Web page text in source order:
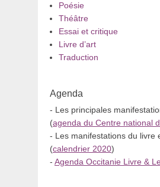
Poésie
Théâtre
Essai et critique
Livre d’art
Traduction
Agenda
- Les principales
(agenda du Centre national
- Les manifestations du livre
(calendrier 2020)
- Agenda Occitanie Livre &